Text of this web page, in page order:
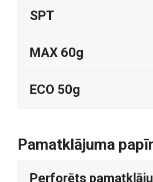
SPT
MAX 60g
ECO 50g
Pamatklājuma
Perforēts